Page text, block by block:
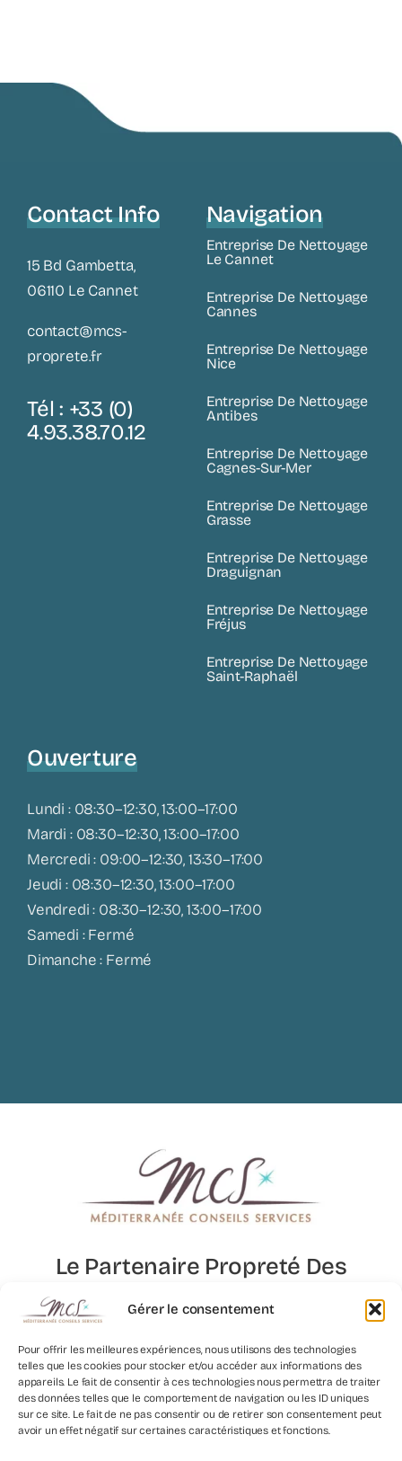
Gérer le consentement
Pour offrir les meilleures expériences, nous utilisons des technologies
telles que les cookies pour stocker et/ou accéder aux informations des
appareils. Le fait de consentir à ces technologies nous permettra de traiter
des données telles que le comportement de navigation ou les ID uniques
sur ce site. Le fait de ne pas consentir ou de retirer son consentement peut
avoir un effet négatif sur certaines caractéristiques et fonctions.
Contact Info
15 Bd Gambetta,
06110 Le Cannet
contact@mcs-
proprete.fr
Tél : +33 (0)
4.93.38.70.12
Ouverture
Lundi : 08:30–12:30, 13:00–17:00
Mardi : 08:30–12:30, 13:00–17:00
Mercredi : 09:00–12:30, 13:30–17:00
Jeudi : 08:30–12:30, 13:00–17:00
Vendredi : 08:30–12:30, 13:00–17:00
Samedi : Fermé
Dimanche : Fermé
Navigation
Entreprise De Nettoyage
Le Cannet
Entreprise De Nettoyage
Cannes
Entreprise De Nettoyage
Nice
Entreprise De Nettoyage
Antibes
Entreprise De Nettoyage
Cagnes-Sur-Mer
Entreprise De Nettoyage
Grasse
Entreprise De Nettoyage
Draguignan
Entreprise De Nettoyage
Fréjus
Entreprise De Nettoyage
Saint-Raphaël
Le Partenaire Propreté Des
Lieux D’exception
Nous
Contacter